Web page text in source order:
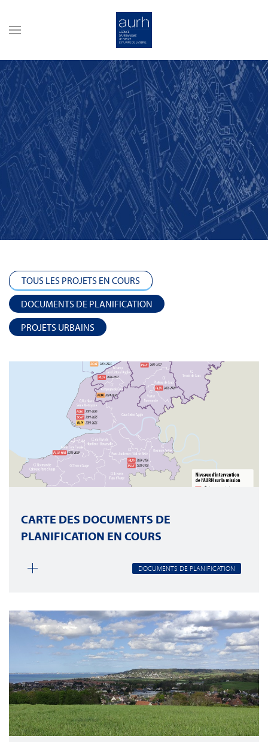
TOUS LES PROJETS EN COURS
DOCUMENTS DE PLANIFICATION
PROJETS URBAINS
CARTE DES DOCUMENTS DE
PLANIFICATION EN COURS
DOCUMENTS DE PLANIFICATION